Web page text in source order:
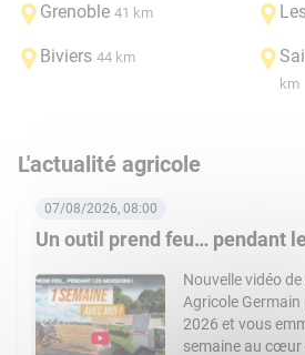
Grenoble 41 km
Biviers 44 km
km
L'actualité agricole
Un outil prend feu… pendant
07/08/2026, 08:00
Nouvelle vidéo
Agricole
2026 et vous
semaine au cœur